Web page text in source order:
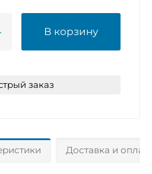
В корзину
заказ
Доставка и